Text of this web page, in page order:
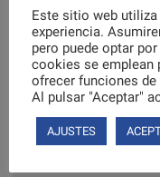
día
Material del
Material del
Medidas: 22,6cm
Tomas: 3×3 cm
Puede encontrar
relacionados en
Este sitio web
experiencia.
pero puede optar
cookies se emplean
ofrecer funciones
Al pulsar "Aceptar"
AJUSTES